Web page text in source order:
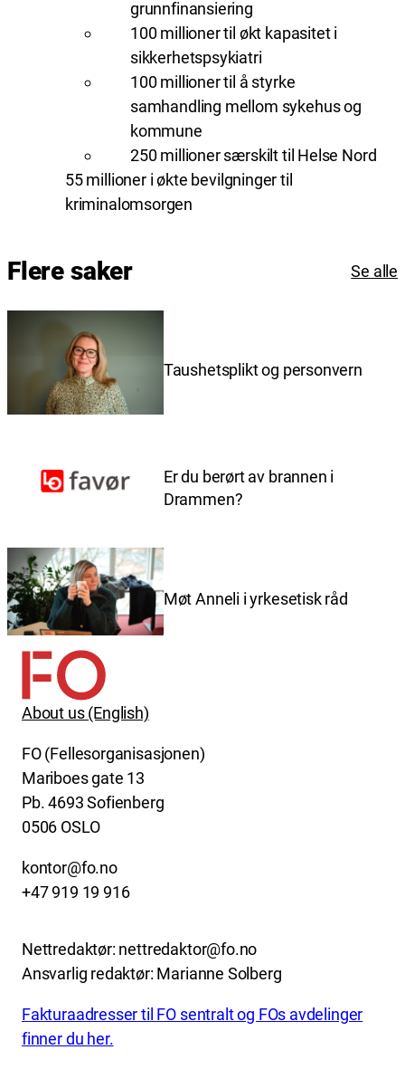
grunnfinansiering
100 millioner til økt kapasitet i
sikkerhetspsykiatri
100 millioner til å styrke
samhandling mellom sykehus og
kommune
250 millioner særskilt til Helse Nord
55 millioner i økte bevilgninger til
kriminalomsorgen
Flere saker Se alle
Taushetsplikt og personvern
Er du berørt av brannen i
Drammen?
Møt Anneli i yrkesetisk råd
About us (English)
FO (Fellesorganisasjonen)
Mariboes gate 13
Pb. 4693 Sofienberg
0506 OSLO
kontor@fo.no
+47 919 19 916
Nettredaktør: nettredaktor@fo.no
Ansvarlig redaktør: Marianne Solberg
Fakturaadresser til FO sentralt og FOs avdelinger
finner du her.